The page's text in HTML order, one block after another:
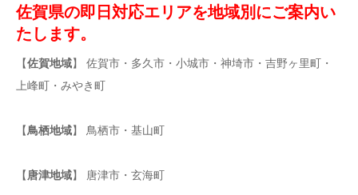
佐賀県の即日対応エリアを地域別にご案内い
たします。
【佐賀地域】 佐賀市・多久市・小城市・神埼市・吉野ヶ里町・
上峰町・みやき町
【鳥栖地域】 鳥栖市・基山町
【唐津地域】 唐津市・玄海町